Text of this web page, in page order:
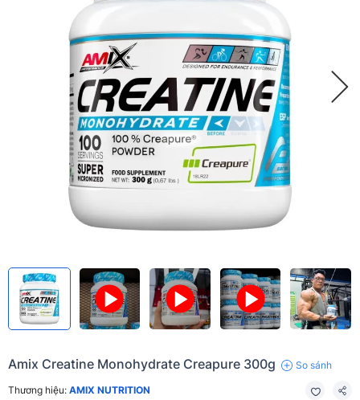
Amix Creatine Monohydrate Creapure 300g So sánh
Thương hiệu: AMIX NUTRITION